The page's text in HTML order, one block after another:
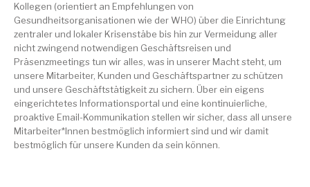
Kollegen (orientiert an Empfehlungen von
Gesundheitsorganisationen wie der WHO) über die Einrichtung
zentraler und lokaler Krisenstäbe bis hin zur Vermeidung aller
nicht zwingend notwendigen Geschäftsreisen und
Präsenzmeetings tun wir alles, was in unserer Macht steht, um
unsere Mitarbeiter, Kunden und Geschäftspartner zu schützen
und unsere Geschäftstätigkeit zu sichern. Über ein eigens
eingerichtetes Informationsportal und eine kontinuierliche,
proaktive Email-Kommunikation stellen wir sicher, dass all unsere
Mitarbeiter*Innen bestmöglich informiert sind und wir damit
bestmöglich für unsere Kunden da sein können.